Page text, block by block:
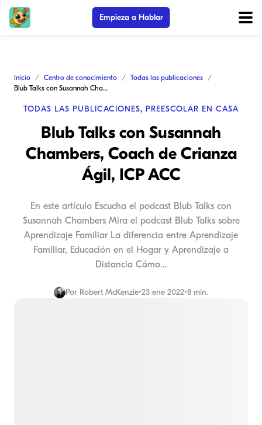
Empieza a Hablar
Inicio Centro de conocimiento
Todas las publicaciones
Blub Talks con Susannah Chambers, Coach de Crianza Ágil, ICP ACC
TODAS LAS PUBLICACIONES, PREESCOLAR EN CASA
Blub Talks con Susannah
Chambers, Coach de Crianza
Ágil, ICP ACC
En este artículo Escucha el podcast Blub Talks con
Susannah Chambers Mira el podcast Blub Talks sobre
Aprendizaje Familiar La diferencia entre Aprendizaje
Familiar, Educación en el Hogar y Aprendizaje a
Distancia Cómo...
Por Robert McKenzie•23 ene 2022•8 min.